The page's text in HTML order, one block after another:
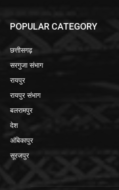
POPULAR CATEGORY
छत्तीसगढ़
सरगुजा संभाग
रायपुर
रायपुर संभाग
बलरामपुर
देश
अंबिकापुर
सूरजपुर